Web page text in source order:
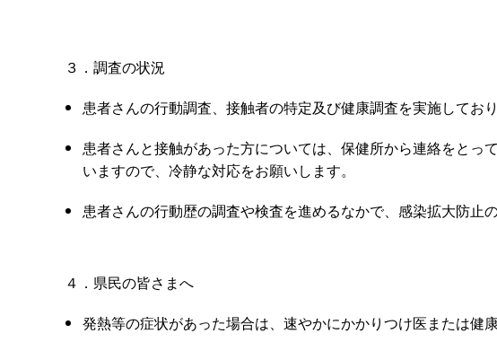
３．調査の状況
患者さんの行動調査、接触者の特定及び健康調査を実施してお
患者さんと接触があった方については、保健所から連絡をと
いますので、冷静な対応をお願いします。
患者さんの行動歴の調査や検査を進めるなかで、感染拡大防止
４．県民の皆さまへ
発熱等の症状があった場合は、速やかにかかりつけ医または健